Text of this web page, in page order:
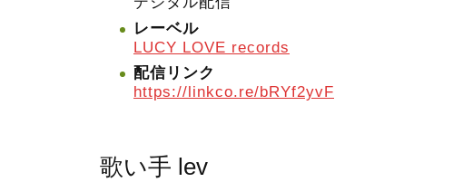
レーベル
LUCY LOVE records
配信リンク
https://linkco.re/bRYf2yvF
歌い手 lev